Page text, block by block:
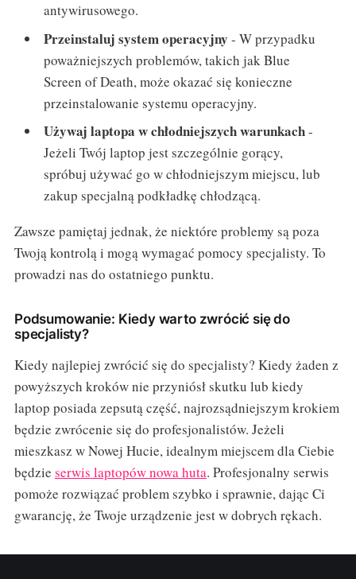
antywirusowego.
Przeinstaluj system operacyjny - W przypadku
poważniejszych problemów, takich jak Blue
Screen of Death, może okazać się konieczne
przeinstalowanie systemu operacyjny.
Używaj laptopa w chłodniejszych warunkach-
Jeżeli Twój laptop jest szczególnie gorący,
spróbuj używać go w chłodniejszym miejscu, lub
zakup specjalną podkładkę chłodzącą.
Zawsze pamiętaj jednak, że niektóre problemy są poza
Twoją kontrolą i mogą wymagać pomocy specjalisty. To
prowadzi nas do ostatniego punktu.
Podsumowanie: Kiedy warto zwrócić się do
specjalisty?
Kiedy najlepiej zwrócić się do specjalisty? Kiedy żaden z
powyższych kroków nie przyniósł skutku lub kiedy
laptop posiada zepsutą część, najrozsądniejszym krokiem
będzie zwrócenie się do profesjonalistów. Jeżeli
mieszkasz w Nowej Hucie, idealnym miejscem dla Ciebie
będzie serwis laptopów nowa huta. Profesjonalny serwis
pomoże rozwiązać problem szybko i sprawnie, dając Ci
gwarancję, że Twoje urządzenie jest w dobrych rękach.